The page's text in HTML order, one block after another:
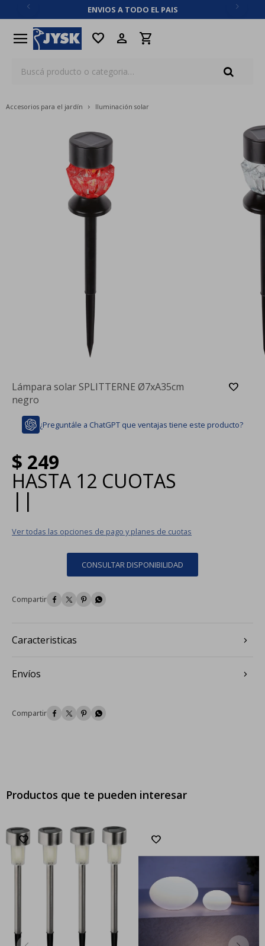
ENVIOS A TODO EL PAIS
menu favorite
Accesorios para el jardín Iluminación solar
Lámpara solar SPLITTERNE Ø7xA35cm
negro
¿Preguntále a ChatGPT que ventajas tiene este producto?
$ 249
HASTA 12 CUOTAS
| |
Ver todas las opciones de pago y planes de cuotas
CONSULTAR DISPONIBILIDAD
   
Caracteristicas
Envíos
   
Productos que te pueden interesar
close